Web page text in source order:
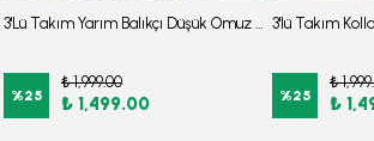
3'Lü Takım Yarım Balıkçı Düşük Omuz Yarasakol Likralı Kumaş Burkini Tesettür Mayo D48
%25
₺ 1,999.00
₺ 1,499.00 %25
₺
₺